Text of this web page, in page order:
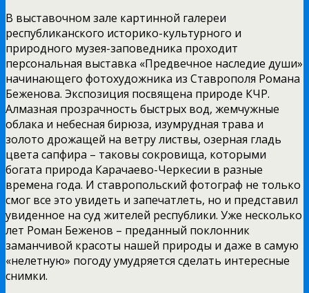
В выставочном зале картинной галереи
республиканского историко-культурного и
природного музея-заповедника проходит
персональная выставка «Предвечное наследие души»
начинающего фотохудожника из Ставрополя Романа
Беженова. Экспозиция посвящена природе КЧР.
Алмазная прозрачность быстрых вод, жемчужные
облака и небесная бирюза, изумрудная трава и
золото дрожащей на ветру листвы, озерная гладь
цвета сапфира – таковы сокровища, которыми
богата природа Карачаево-Черкесии в разные
времена года. И ставропольский фотограф не только
смог все это увидеть и запечатлеть, но и представил
увиденное на суд жителей республики. Уже несколько
лет Роман Беженов – преданный поклонник
заманчивой красоты нашей природы и даже в самую
«нелетную» погоду умудряется сделать интересные
снимки.